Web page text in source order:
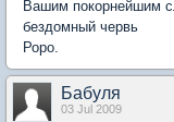
Вашим покорнейшим
бездомный червь
Роро.
Бабуля
03 Jul 2009